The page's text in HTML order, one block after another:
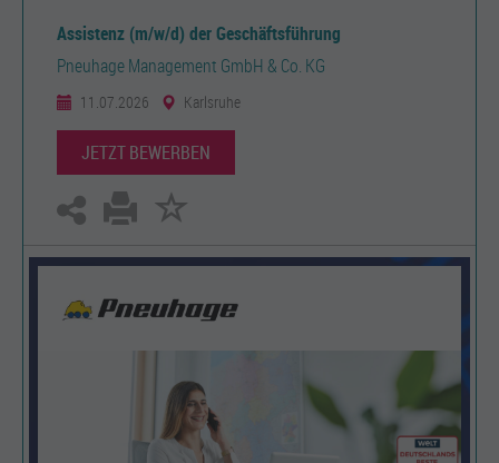
Assistenz (m/w/d) der Geschäftsführung
Pneuhage Management GmbH & Co. KG
11.07.2026 Karlsruhe
JETZT BEWERBEN